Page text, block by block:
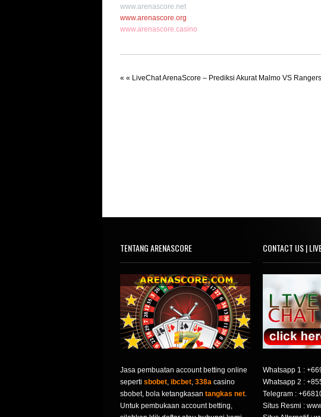
www.arenascore.net
www.arenascore.org
www.arenascore.casino
« « LiveChat ArenaScore – Prediksi Akurat Malmo VS
TENTANG ARENASCORE
Jasa pembuatan account betting online
seperti sbobet, ibcbet, 338a casino
sbobet, bola ketangkasan tangkas net.
Untuk pembukaan account betting,
CONTACT US |
Whatsapp 1 :
Whatsapp 2 :
Telegram :
Situs Resmi :